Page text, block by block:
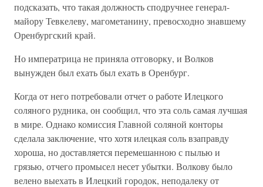
подсказать, что такая должность сподручнее генерал-
майору Тевкелеву, магометанину, превосходно знавшему
Оренбургский край.
Но императрица не приняла отговорку, и Волков
вынужден был ехать был ехать в Оренбург.
Когда от него потребовали отчет о работе Илецкого
соляного рудника, он сообщил, что эта соль самая лучшая
в мире. Однако комиссия Главной соляной конторы
сделала заключение, что хотя илецкая соль взаправду
хороша, но доставляется перемешанною с пылью и
грязью, отчего промысел несет убытки. Волкову было
велено выехать в Илецкий городок, неподалеку от